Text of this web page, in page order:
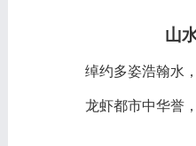
山
绰约多姿浩翰水
龙虾都市中华誉